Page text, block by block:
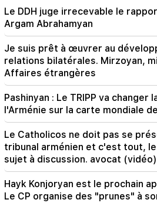
20:38
Qui es-tu pour appeler le
la piscine ? Amalyan (vidéo)
20:20
L'argent coulera comme une
signes du zodiaque
19:36
Un grand incendie dans l'un
grande hauteur de Sayat
ont été évacués
19:34 Important
Le DDH juge irrecevable le
concernant Argam Abrahamyan
Le DDH juge irrecevable le
Argam Abrahamyan
Je suis prêt à œuvrer au
relations bilatérales. Mirzoyan,
Affaires étrangères
Pashinyan : Le TRIPP va changer
l'Arménie sur la carte mondiale
Le Catholicos ne doit pas se
tribunal arménien et c'est tout,
sujet à discussion. avocat (vidéo)
Hayk Konjoryan est le prochain
Le CP organise des "prunes" à